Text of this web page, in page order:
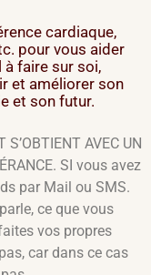
cardiaque,
pour vous aider
faire sur soi,
et améliorer son
et son futur.
S’OBTIENT AVEC UN
SI vous avez
par Mail ou SMS.
ce que vous
vos propres
car dans ce cas